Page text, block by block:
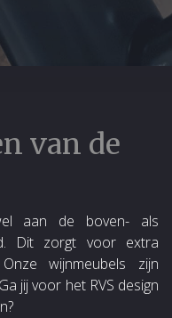
van de
aan de boven- als
Dit zorgt voor extra
wijnmeubels zijn
jij voor het RVS design